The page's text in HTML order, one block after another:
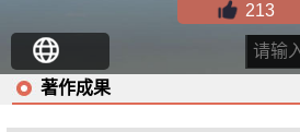
213
著作成果